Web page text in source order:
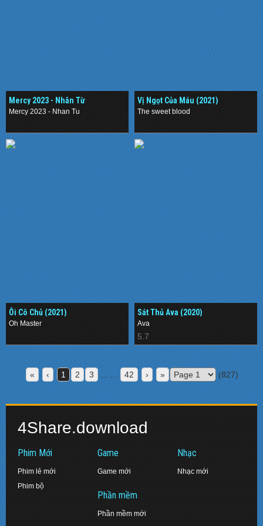
Mercy 2023 - Nhân Từ
Mercy 2023 - Nhan Tu
Vị Ngọt Của Máu (2021)
The sweet blood
Ôi Cô Chủ (2021)
Oh Master
Sát Thủ Ava (2020)
Ava
5.7
« ‹ 1 2 3 42 › » (827)
4Share.download
Phim Mới
Phim lẻ mới
Phim bộ
Game
Game mới
Phần mềm
Phần mềm mới
Nhạc
Nhạc mới